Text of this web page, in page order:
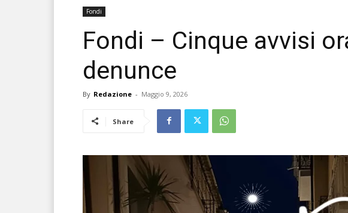
Fondi
Fondi – Cinque avvisi
denunce
By Redazione - Maggio 9, 2026
Share